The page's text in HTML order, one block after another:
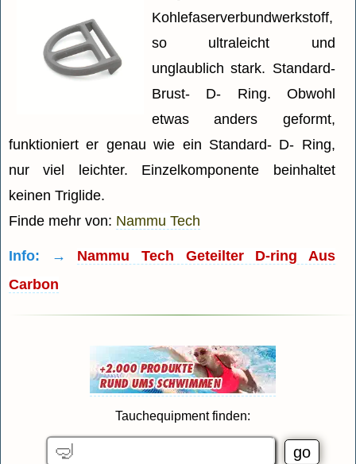
Kohlefaserverbundwerkstoff,
so ultraleicht und
unglaublich stark. Standard-
Brust- D- Ring. Obwohl
etwas anders geformt,
funktioniert er genau wie ein Standard- D- Ring,
nur viel leichter. Einzelkomponente beinhaltet
keinen Triglide.
Finde mehr von: Nammu Tech
Info: → Nammu Tech Geteilter D-ring Aus
Carbon
Tauchequipment finden: